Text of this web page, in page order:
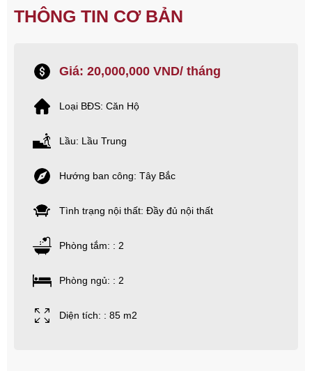
THÔNG TIN CƠ BẢN
Giá: 20,000,000 VND/ tháng
Loại BĐS: Căn Hộ
Lầu: Lầu Trung
Hướng ban công: Tây Bắc
Tình trạng nội thất: Đầy đủ nội thất
Phòng tắm: : 2
Phòng ngủ: : 2
Diện tích: : 85 m2